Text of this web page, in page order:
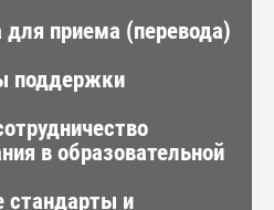
приема (перевода)
поддержки
в образовательной
стандарты и